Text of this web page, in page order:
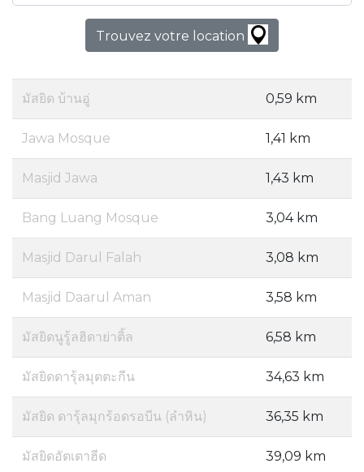
Trouvez votre location
มัสยิด บ้านอู่ 0,59 km
Jawa Mosque 1,41 km
Masjid Jawa 1,43 km
Bang Luang Mosque 3,04 km
Masjid Darul Falah 3,08 km
Masjid Daarul Aman 3,58 km
มัสยิดนูรู้ลฮิดาย่าติ้ล 6,58 km
มัสยิดดารุ้ลมุตตะกีน 34,63 km
มัสยิด ดารุ้ลมุกร้อดรอบีน (ลำหิน) 36,35 km
มัสยิดอัตเตาฮีด 39,09 km